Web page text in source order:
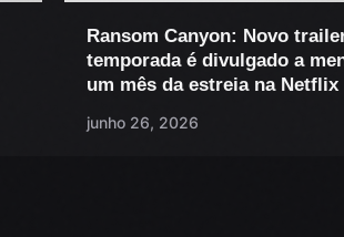
Ransom Canyon: Novo
temporada é divulgado a
um mês da estreia na Netflix
junho 26, 2026